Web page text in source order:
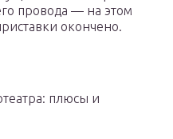
провода — на этом
окончено.
плюсы и